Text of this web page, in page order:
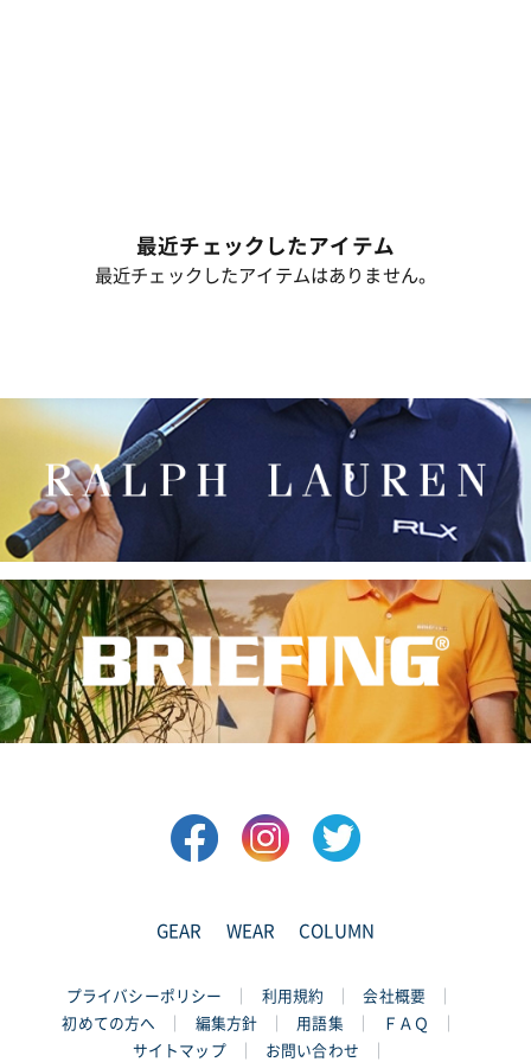
最近チェックしたアイテム
最近チェックしたアイテムはありません。
GEAR WEAR COLUMN
プライバシーポリシー 利用規約
会社概要
初めての方へ
編集方針 用語集
ＦＡＱ
サイトマップ
お問い合わせ